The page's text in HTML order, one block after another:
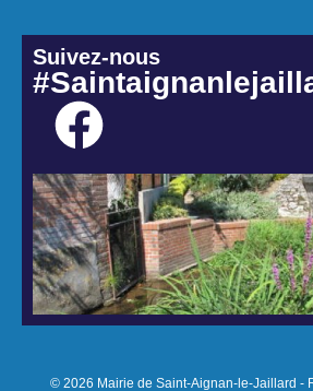
Suivez-nous
© 2026 Mairie de Saint-Aignan-le-Jaillard -